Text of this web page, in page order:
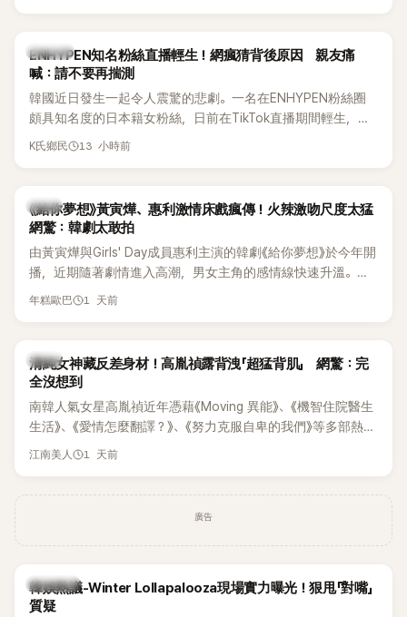
K-POP
ENHYPEN知名粉絲直播輕生！網瘋猜背後原因 親友痛
喊：請不要再揣測
韓國近日發生一起令人震驚的悲劇。一名在ENHYPEN粉絲圈
頗具知名度的日本籍女粉絲，日前在TikTok直播期間輕生，最
終不幸身亡，消息曝光後震驚韓網，也讓不少粉絲湧入社群平
K氏鄉民 13 小時前
韓劇
《給你夢想》黃寅燁、惠利激情床戲瘋傳！火辣激吻尺度太猛
網驚：韓劇太敢拍
由黃寅燁與Girls' Day成員惠利主演的韓劇《給你夢想》於今年開
播，近期隨著劇情進入高潮，男女主角的感情線快速升溫。最
新播出的第8集不僅上演火辣吻戲，更接連出現床戲橋段，讓
年糕歐巴 1 天前
韓星
清純女神藏反差身材！高胤禎露背洩「超猛背肌」 網驚：完
全沒想到
南韓人氣女星高胤禎近年憑藉《Moving 異能》、《機智住院醫生
生活》、《愛情怎麼翻譯？》、《努力克服自卑的我們》等多部熱門
作品，躍升為韓劇新一代女神代表，不僅演技備受肯定，精緻
傻直呼：「原來她身材這麼猛！」
江南美人 1 天前
廣告
熱議討論
韓娛熱議-Winter Lollapalooza現場實力曝光！狠甩「對嘴」
質疑